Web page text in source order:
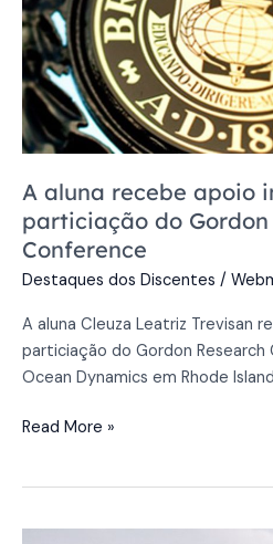
A aluna recebe apoio
particiação do Gordon
Conference
Destaques dos Discentes /
A aluna Cleuza Leatriz Trevisan
particiação do Gordon
Ocean Dynamics em Rhode
do
Gordon
Research
Conference
Read More »